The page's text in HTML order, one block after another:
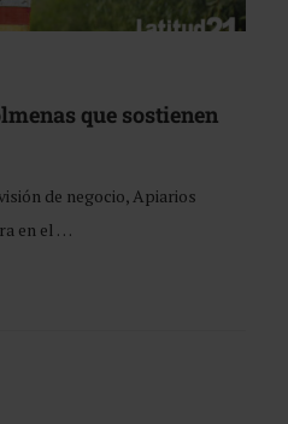
que sostienen
de negocio, Apiarios
en el …